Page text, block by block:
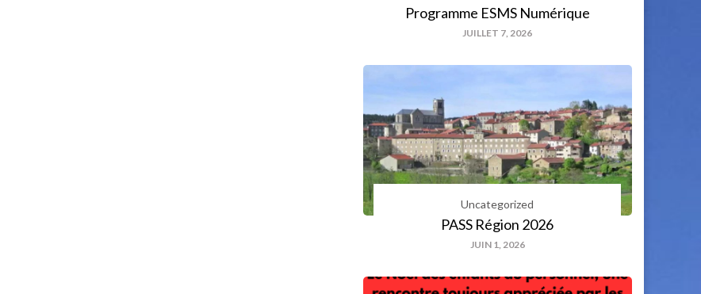
Programme ESMS Numérique
JUILLET 7, 2026
Uncategorized
PASS Région 2026
JUIN 1, 2026